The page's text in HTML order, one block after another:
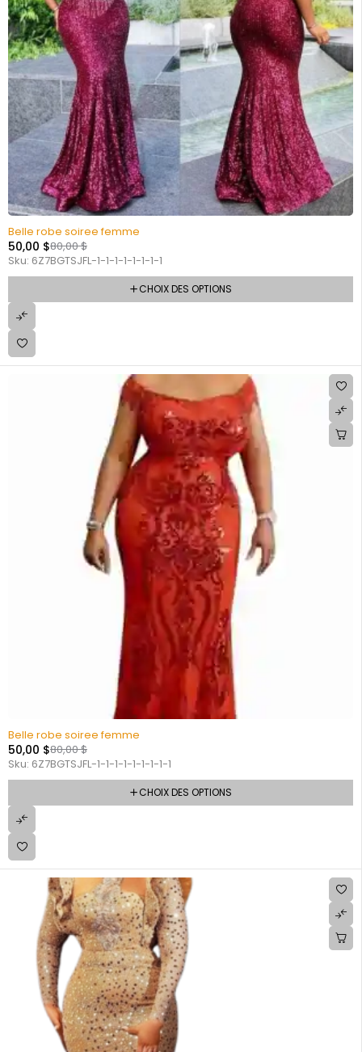
Belle robe soiree femme
80,00$
50,00 $
Sku: 6Z7BGTSJFL-1-1-1-1-1-1-1-1
CHOIX DES OPTIONS
Belle robe soiree femme
80,00$
50,00 $
Sku: 6Z7BGTSJFL-1-1-1-1-1-1-1-1-1
CHOIX DES OPTIONS